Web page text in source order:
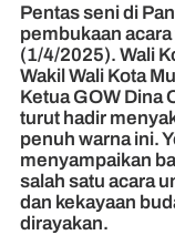
Pentas seni di
pembukaan
(1/4/2025). Wali
Wakil Wali Kota
Ketua GOW Dina
turut hadir
penuh warna ini.
menyampaikan
salah satu acara
dan kekayaan
dirayakan.